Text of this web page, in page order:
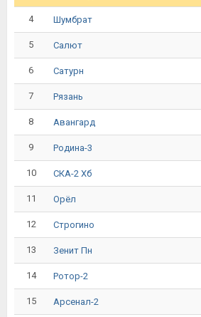
4 Шумбрат
5 Салют
6 Сатурн
7 Рязань
8 Авангард
9 Родина-3
10 СКА-2 Хб
11 Орёл
12 Строгино
13 Зенит Пн
14 Ротор-2
15 Арсенал-2